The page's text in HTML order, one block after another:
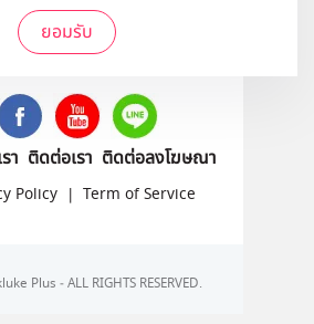
ยอมรับ
ติดตามเราได้ที่
า ติดต่อเรา ติดต่อลงโฆษณา
Policy | Term of Service
Plus - ALL RIGHTS RESERVED.